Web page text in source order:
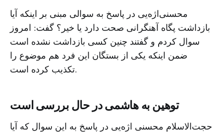
محسنی‌اژه‌یی در پاسخ به سوالی مبنی بر اینکه آیا
بازداشت پگاه آهنگرانی صحت دارد یا خیر؟ گفت: امروز
سوال کردم و گفتند چنین کسی بازداشت نشده است
ضمن اینکه یکی از بستگان این فرد هم موضوع را
تکذیب کرده است.
توهین به هاشمی در حال بررسی است
حجت‌الاسلام محسنی اژه‌یی در پاسخ به این سوال که آیا